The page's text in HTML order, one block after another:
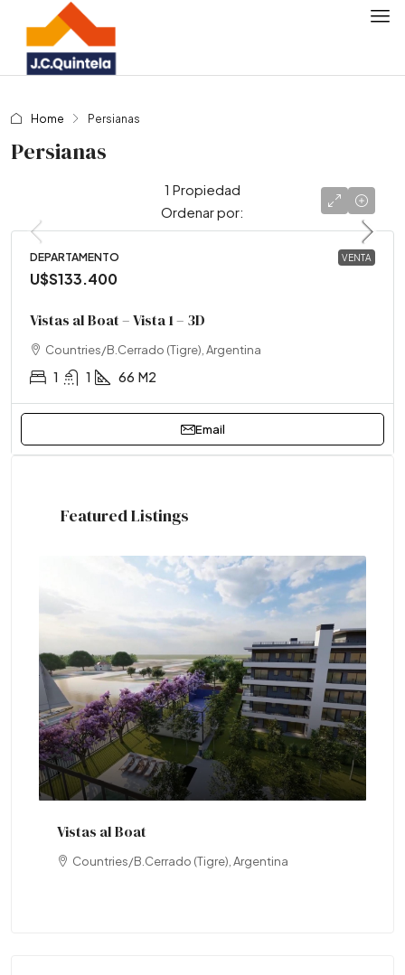
Home Persianas
Persianas
1 Propiedad
Ordenar por:
VENTA
DEPARTAMENTO
U$S133.400
Vistas al Boat – Vista 1 – 3D
Countries/B.Cerrado (Tigre), Argentina
1 1 66 M2
Email
Featured Listings
Vistas al Boat
Countries/B.Cerrado (Tigre), Argentina